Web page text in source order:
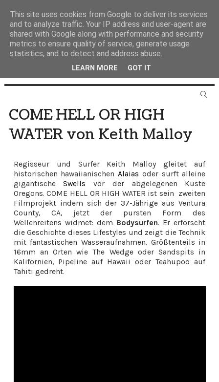
COME HELL OR HIGH
WATER von Keith Malloy
Regisseur und Surfer Keith Malloy gleitet auf
historischen hawaiianischenAlaias oder surft alleine
gigantischeSwells vor der abgelegenen Küste
Oregons. COME HELL OR HIGH WATER ist sein zweiten
Filmprojekt indem sich der 37-Jährige aus Ventura
County, CA, jetzt der pursten Form des
Wellenreitens widmet: dem Bodysurfen. Er erforscht
die Geschichte dieses Lifestyles und zeigt die Technik
mit fantastischen Wasseraufnahmen. Größtenteils in
16mm an Orten wie The Wedge oder Sandspits in
Kalifornien, Pipeline auf Hawaii oder Teahupoo auf
Tahiti gedreht.
This site uses cookies from Google to deliver its services
and to analyze traffic. Your IP address and user-agent are
shared with Google along with performance and security
metrics to ensure quality of service, generate usage
statistics, and to detect and address abuse.
LEARN MORE GOT IT